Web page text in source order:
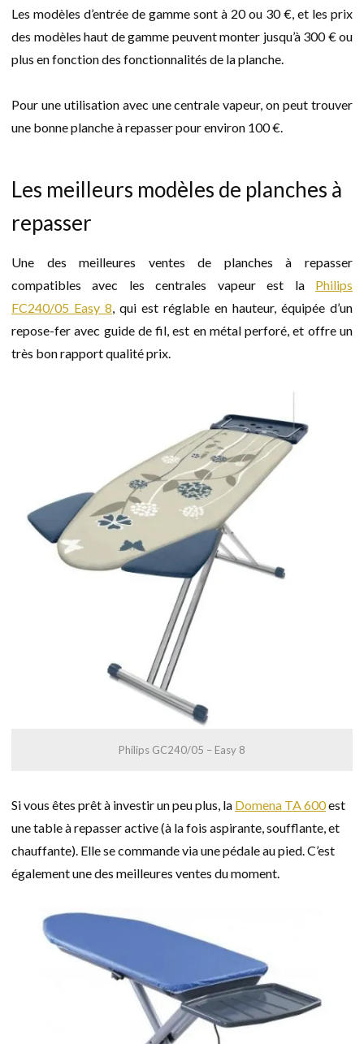
Les modèles d’entrée de gamme sont à 20 ou 30 €, et les prix
des modèles haut de gamme peuvent monter jusqu’à 300 € ou
plus en fonction des fonctionnalités de la planche.
Pour une utilisation avec une centrale vapeur, on peut trouver
une bonne planche à repasser pour environ 100 €.
Les meilleurs modèles de planches à
repasser
Une des meilleures ventes de planches à repasser
compatibles avec les centrales vapeur est la Philips
FC240/05 Easy 8 , qui est réglable en hauteur, équipée d’un
repose-fer avec guide de fil, est en métal perforé, et offre un
très bon rapport qualité prix.
Philips GC240/05 – Easy 8
Si vous êtes prêt à investir un peu plus, la Domena TA 600est
une table à repasser active (à la fois aspirante, soufflante, et
chauffante). Elle se commande via une pédale au pied. C’est
également une des meilleures ventes du moment.